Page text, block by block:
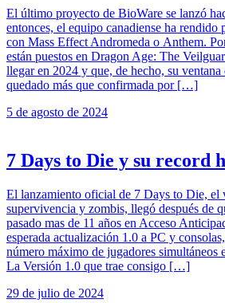
El último proyecto de BioWare se lanzó
entonces, el equipo canadiense ha rendido
con Mass Effect Andromeda o Anthem.
están puestos en Dragon Age: The
llegar en 2024 y que, de hecho, su ventana
quedado más que confirmada por […]
5 de agosto de 2024
7 Days to Die y su record
El lanzamiento oficial de 7 Days to Die, el
supervivencia y zombis, llegó después de
pasado mas de 11 años en Acceso
esperada actualización 1.0 a PC y
número máximo de jugadores simultáneos
La Versión 1.0 que trae consigo […]
29 de julio de 2024